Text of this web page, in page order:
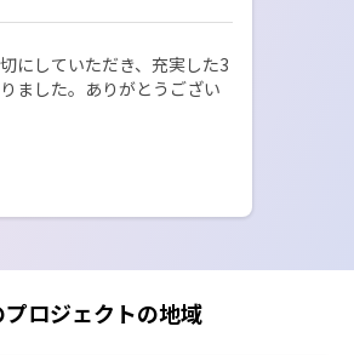
にしていただき、充実した3
ました。ありがとうござい
プロジェクトの地域